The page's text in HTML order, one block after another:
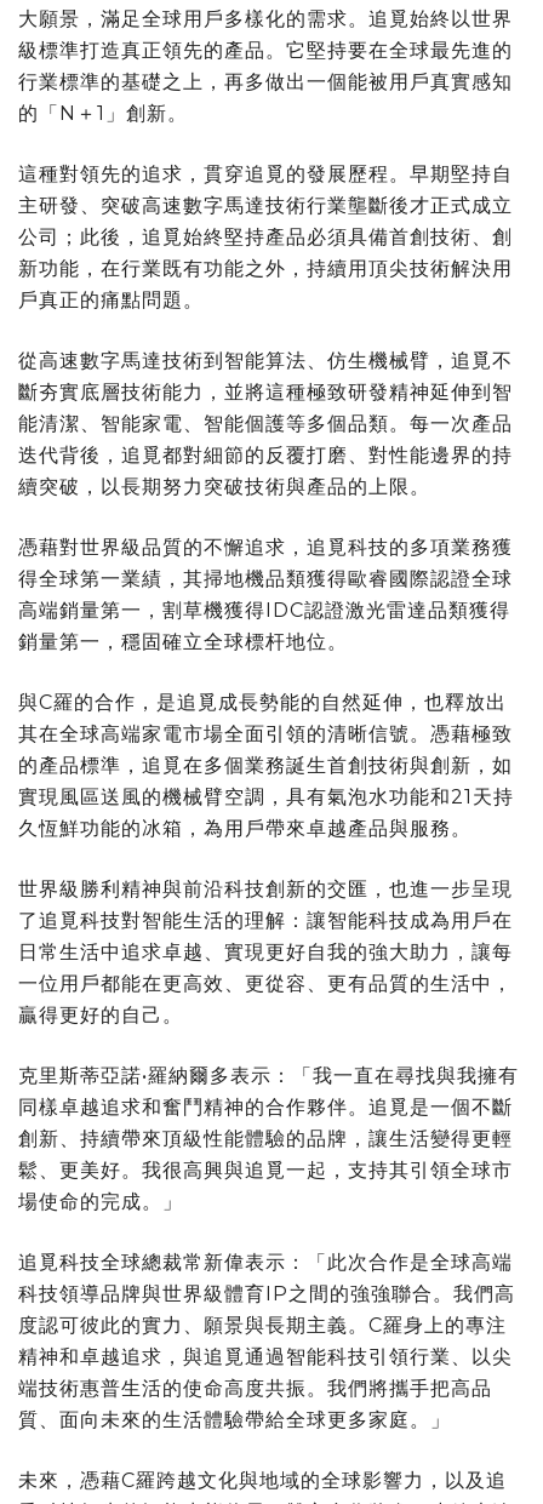
大願景，滿足全球用戶多樣化的需求。追覓始終以世界
級標準打造真正領先的產品。它堅持要在全球最先進的
行業標準的基礎之上，再多做出一個能被用戶真實感知
的「N＋1」創新。
這種對領先的追求，貫穿追覓的發展歷程。早期堅持自
主研發、突破高速數字馬達技術行業壟斷後才正式成立
公司；此後，追覓始終堅持產品必須具備首創技術、創
新功能，在行業既有功能之外，持續用頂尖技術解決用
戶真正的痛點問題。
從高速數字馬達技術到智能算法、仿生機械臂，追覓不
斷夯實底層技術能力，並將這種極致研發精神延伸到智
能清潔、智能家電、智能個護等多個品類。每一次產品
迭代背後，追覓都對細節的反覆打磨、對性能邊界的持
續突破，以長期努力突破技術與產品的上限。
憑藉對世界級品質的不懈追求，追覓科技的多項業務獲
得全球第一業績，其掃地機品類獲得歐睿國際認證全球
高端銷量第一，割草機獲得IDC認證激光雷達品類獲得
銷量第一，穩固確立全球標杆地位。
與C羅的合作，是追覓成長勢能的自然延伸，也釋放出
其在全球高端家電市場全面引領的清晰信號。憑藉極致
的產品標準，追覓在多個業務誕生首創技術與創新，如
實現風區送風的機械臂空調，具有氣泡水功能和21天持
久恆鮮功能的冰箱，為用戶帶來卓越產品與服務。
世界級勝利精神與前沿科技創新的交匯，也進一步呈現
了追覓科技對智能生活的理解：讓智能科技成為用戶在
日常生活中追求卓越、實現更好自我的強大助力，讓每
一位用戶都能在更高效、更從容、更有品質的生活中，
贏得更好的自己。
克里斯蒂亞諾•羅納爾多表示：「我一直在尋找與我擁有
同樣卓越追求和奮鬥精神的合作夥伴。追覓是一個不斷
創新、持續帶來頂級性能體驗的品牌，讓生活變得更輕
鬆、更美好。我很高興與追覓一起，支持其引領全球市
場使命的完成。」
追覓科技全球總裁常新偉表示：「此次合作是全球高端
科技領導品牌與世界級體育IP之間的強強聯合。我們高
度認可彼此的實力、願景與長期主義。C羅身上的專注
精神和卓越追求，與追覓通過智能科技引領行業、以尖
端技術惠普生活的使命高度共振。我們將攜手把高品
質、面向未來的生活體驗帶給全球更多家庭。」
未來，憑藉C羅跨越文化與地域的全球影響力，以及追